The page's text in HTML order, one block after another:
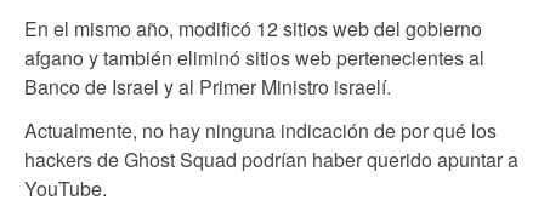
En el mismo año, modificó 12 sitios web del gobierno
afgano y también eliminó sitios web pertenecientes al
Banco de Israel y al Primer Ministro israelí.
Actualmente, no hay ninguna indicación de por qué los
hackers de Ghost Squad podrían haber querido apuntar a
YouTube.